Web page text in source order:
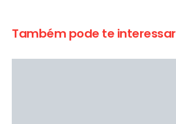
Também pode te interessar